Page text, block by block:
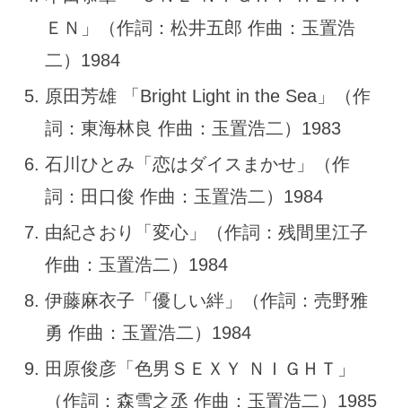
ＥＮ」（作詞：松井五郎 作曲：玉置浩
二）1984
原田芳雄 「Bright Light in the Sea」（作
詞：東海林良 作曲：玉置浩二）1983
石川ひとみ「恋はダイスまかせ」（作
詞：田口俊 作曲：玉置浩二）1984
由紀さおり「変心」（作詞：残間里江子
作曲：玉置浩二）1984
伊藤麻衣子「優しい絆」（作詞：売野雅
勇 作曲：玉置浩二）1984
田原俊彦「色男ＳＥＸＹ ＮＩＧＨＴ」
（作詞：森雪之丞 作曲：玉置浩二）1985